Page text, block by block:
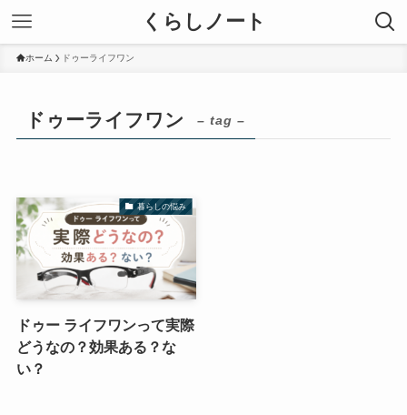
くらしノート
ホーム ドゥーライフワン
ドゥーライフワン – tag –
暮らしの悩み
ドゥー ライフワンって実際
どうなの？効果ある？な
い？